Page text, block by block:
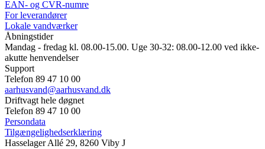
EAN- og CVR-numre
For leverandører
Lokale vandværker
Åbningstider
Mandag - fredag kl. 08.00-15.00. Uge 30-32: 08.00-12.00 ved ikke-
akutte henvendelser
Support
Telefon 89 47 10 00
aarhusvand@aarhusvand.dk
Driftvagt hele døgnet
Telefon 89 47 10 00
Persondata
Tilgængelighedserklæring
Hasselager Allé 29, 8260 Viby J